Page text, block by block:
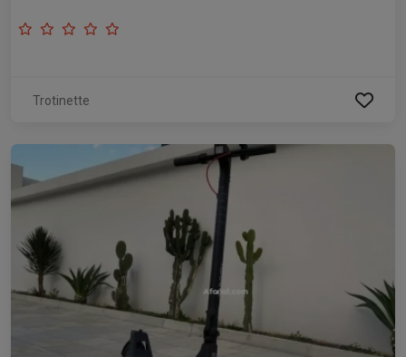
Trotinette